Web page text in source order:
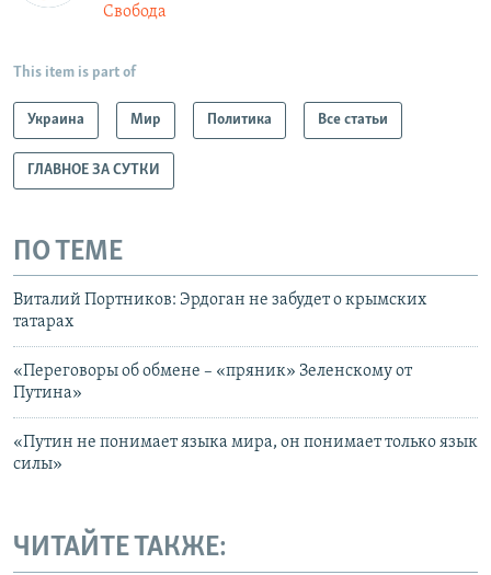
Свобода
This item is part of
Украина Мир Политика Все статьи
ГЛАВНОЕ ЗА СУТКИ
ПО ТЕМЕ
Виталий Портников: Эрдоган не забудет о крымских
татарах
«Переговоры об обмене – «пряник» Зеленскому от
Путина»
«Путин не понимает языка мира, он понимает только язык
силы»
ЧИТАЙТЕ ТАКЖЕ: